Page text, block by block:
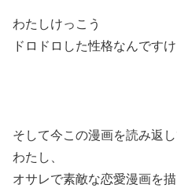
わたしけっこう
ドロドロした性格なんですけ
そして今この漫画を読み返
わたし、
オサレで素敵な恋愛漫画を